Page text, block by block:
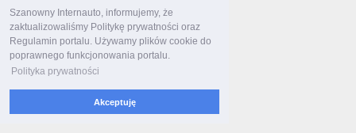
Szanowny Internauto, informujemy, że
zaktualizowaliśmy Politykę prywatności oraz
Regulamin portalu. Używamy plików cookie do
poprawnego funkcjonowania portalu.
Polityka prywatności
Akceptuję